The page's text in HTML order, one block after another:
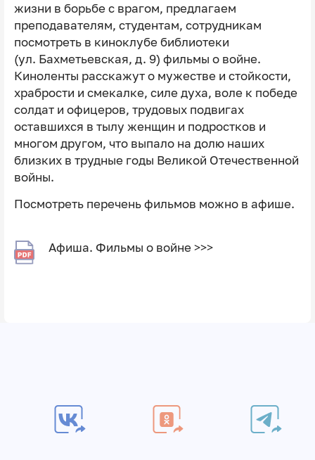
жизни в борьбе с врагом, предлагаем
преподавателям, студентам, сотрудникам
посмотреть в киноклубе библиотеки
(ул. Бахметьевская, д. 9) фильмы о войне.
Киноленты расскажут о мужестве и стойкости,
храбрости и смекалке, силе духа, воле к победе
солдат и офицеров, трудовых подвигах
оставшихся в тылу женщин и подростков и
многом другом, что выпало на долю наших
близких в трудные годы Великой Отечественной
войны.
Посмотреть перечень фильмов можно в афише.
Афиша. Фильмы о войне >>>